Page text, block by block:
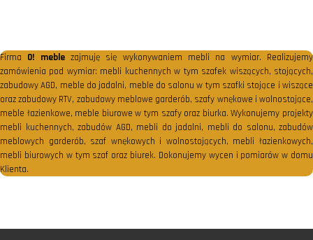
Firma O! meblezajmuję się wykonywaniem mebli na wymiar. Realizujemy
zamówienia pod wymiar: mebli kuchennych w tym szafek wiszących, stojących,
zabudowy AGD, meble do jadalni, meble do salonu w tym szafki stojące i wiszące
oraz zabudowy RTV, zabudowy meblowe garderób, szafy wnękowe i wolnostojące,
meble łazienkowe, meble biurowe w tym szafy oraz biurka. Wykonujemy projekty
mebli kuchennych, zabudów AGD, mebli do jadalni, mebli do salonu, zabudów
meblowych garderób, szaf wnękowych i wolnostojących, mebli łazienkowych,
mebli biurowych w tym szaf oraz biurek. Dokonujemy wycen i pomiarów w domu
Klienta.